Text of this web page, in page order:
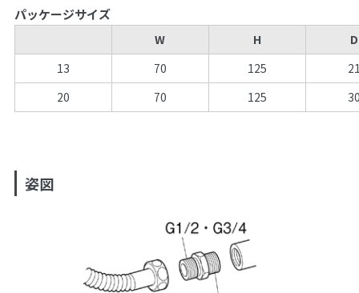
パッケージサイズ
W H
D
13
70 125
20
70 125
姿図